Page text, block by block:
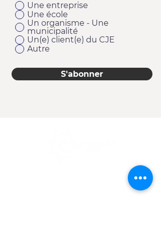
Une entreprise
Une école
Un organisme - Une
municipalité
Un(e) client(e) du CJE
Autre
S'abonner